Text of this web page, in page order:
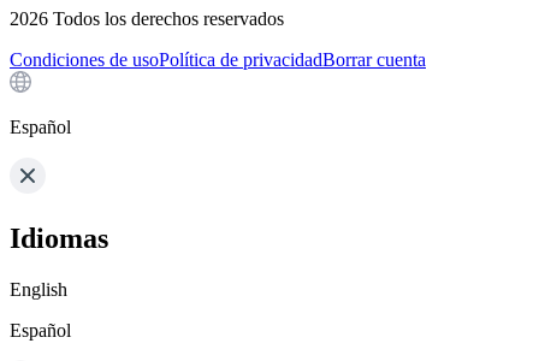
2026 Todos los derechos reservados
Condiciones de usoPolítica de privacidadBorrar cuenta
Español
Idiomas
English
Español